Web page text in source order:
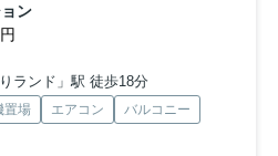
ン
ランド」駅 徒歩18分
置場 エアコン
バルコニー